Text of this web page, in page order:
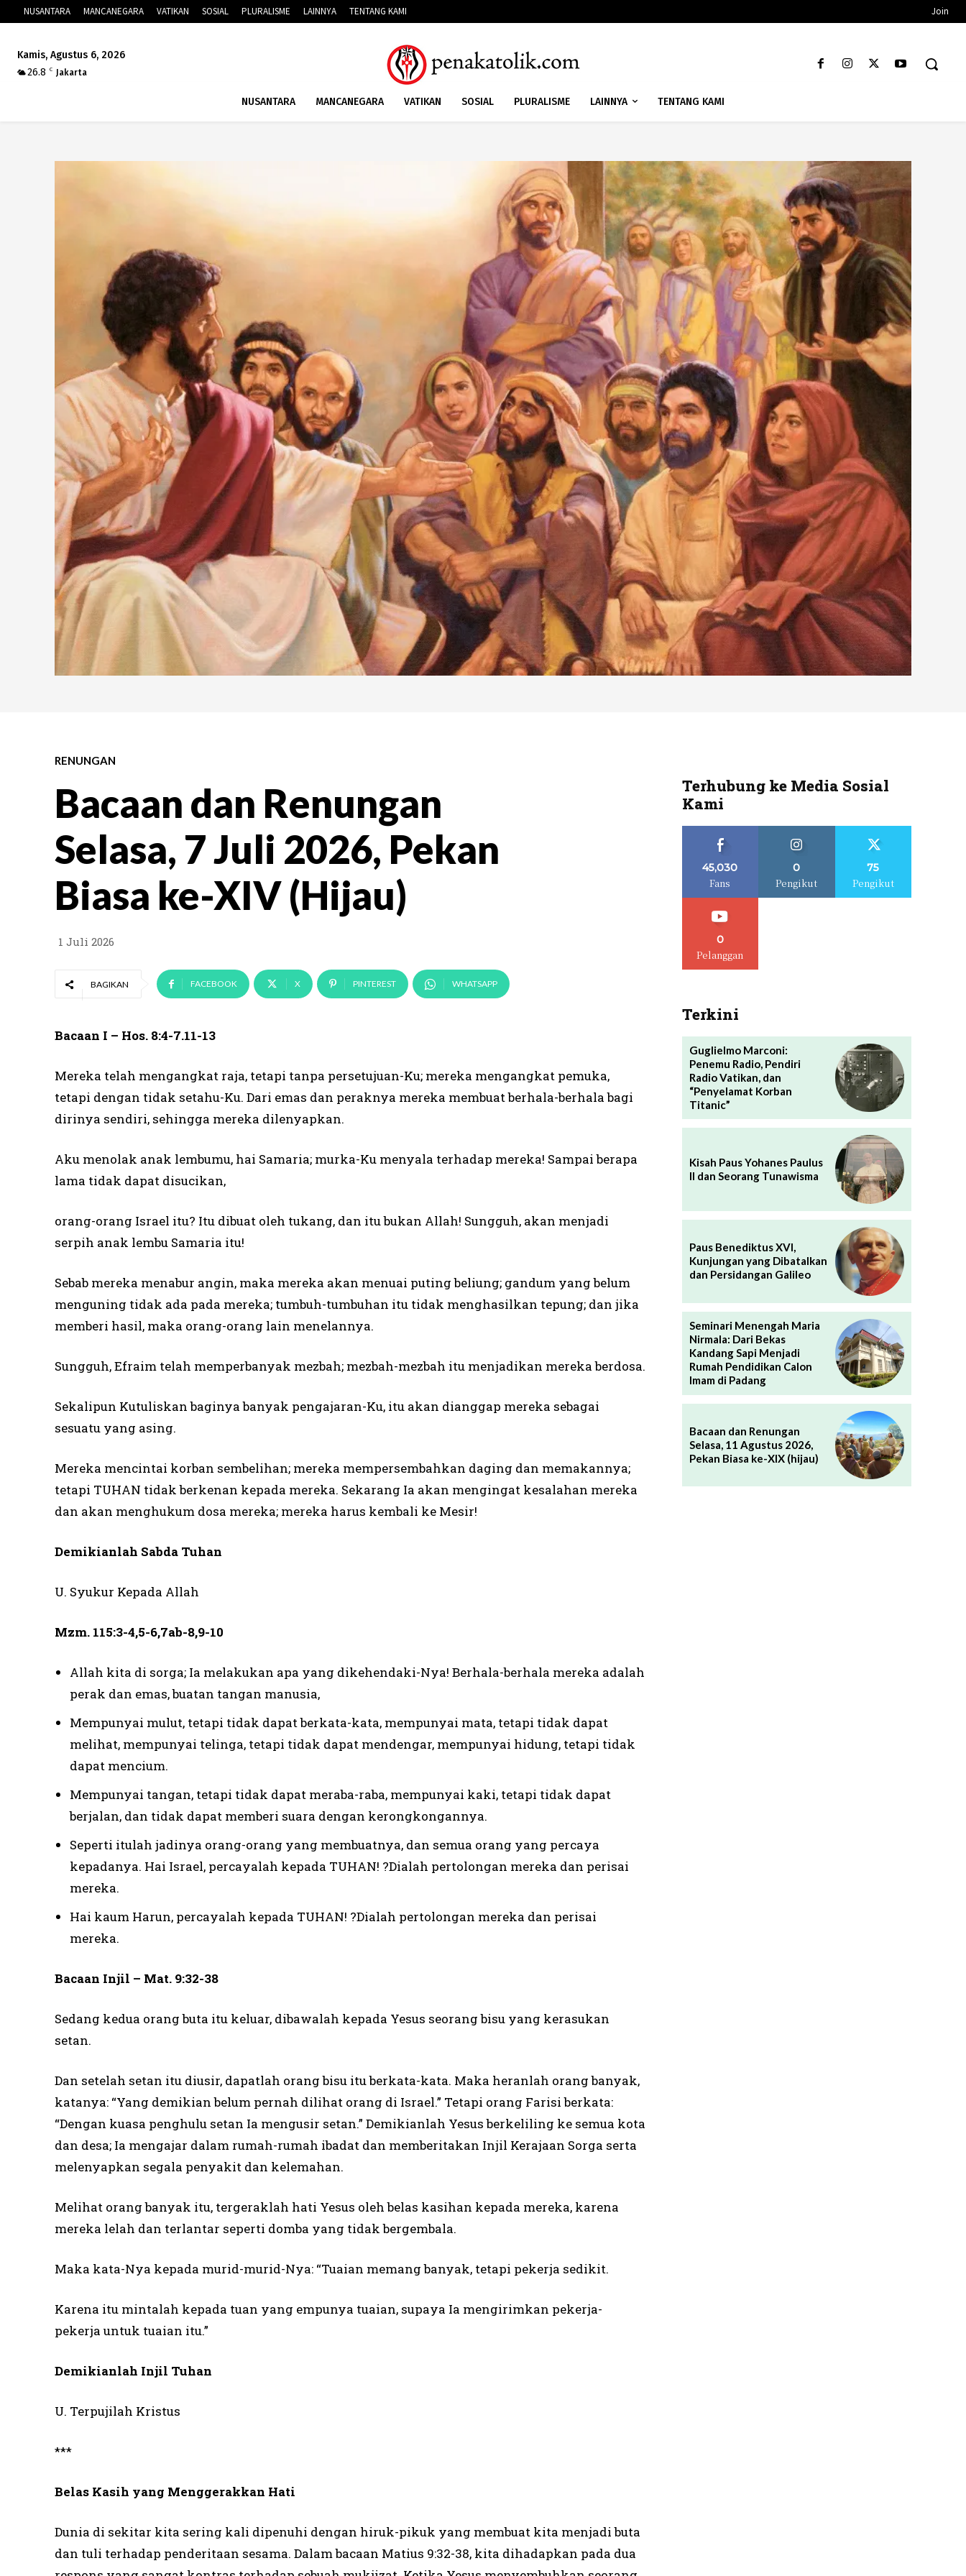
NUSANTARA MANCANEGARA VATIKAN SOSIAL PLURALISME LAINNYA TENTANG KAMI Join
Kamis, Agustus 6, 2026
26.8
C Jakarta
NUSANTARA MANCANEGARA VATIKAN SOSIAL PLURALISME LAINNYA TENTANG KAMI
RENUNGAN
Bacaan dan Renungan
Selasa, 7 Juli 2026, Pekan
Biasa ke-XIV (Hijau)
1 Juli 2026
BAGIKAN FACEBOOK X PINTEREST WHATSAPP
Bacaan I – Hos. 8:4-7.11-13
Mereka telah mengangkat raja, tetapi tanpa persetujuan-Ku; mereka mengangkat pemuka,
tetapi dengan tidak setahu-Ku. Dari emas dan peraknya mereka membuat berhala-berhala bagi
dirinya sendiri, sehingga mereka dilenyapkan.
Aku menolak anak lembumu, hai Samaria; murka-Ku menyala terhadap mereka! Sampai berapa
lama tidak dapat disucikan,
orang-orang Israel itu? Itu dibuat oleh tukang, dan itu bukan Allah! Sungguh, akan menjadi
serpih anak lembu Samaria itu!
Sebab mereka menabur angin, maka mereka akan menuai puting beliung; gandum yang belum
menguning tidak ada pada mereka; tumbuh-tumbuhan itu tidak menghasilkan tepung; dan jika
memberi hasil, maka orang-orang lain menelannya.
Sungguh, Efraim telah memperbanyak mezbah; mezbah-mezbah itu menjadikan mereka berdosa.
Sekalipun Kutuliskan baginya banyak pengajaran-Ku, itu akan dianggap mereka sebagai
sesuatu yang asing.
Mereka mencintai korban sembelihan; mereka mempersembahkan daging dan memakannya;
tetapi TUHAN tidak berkenan kepada mereka. Sekarang Ia akan mengingat kesalahan mereka
dan akan menghukum dosa mereka; mereka harus kembali ke Mesir!
Demikianlah Sabda Tuhan
U. Syukur Kepada Allah
Mzm. 115:3-4,5-6,7ab-8,9-10
Allah kita di sorga; Ia melakukan apa yang dikehendaki-Nya! Berhala-berhala mereka adalah
perak dan emas, buatan tangan manusia,
Mempunyai mulut, tetapi tidak dapat berkata-kata, mempunyai mata, tetapi tidak dapat
melihat, mempunyai telinga, tetapi tidak dapat mendengar, mempunyai hidung, tetapi tidak
dapat mencium.
Mempunyai tangan, tetapi tidak dapat meraba-raba, mempunyai kaki, tetapi tidak dapat
berjalan, dan tidak dapat memberi suara dengan kerongkongannya.
Seperti itulah jadinya orang-orang yang membuatnya, dan semua orang yang percaya
kepadanya. Hai Israel, percayalah kepada TUHAN! ?Dialah pertolongan mereka dan perisai
mereka.
Hai kaum Harun, percayalah kepada TUHAN! ?Dialah pertolongan mereka dan perisai
mereka.
Bacaan Injil – Mat. 9:32-38
Sedang kedua orang buta itu keluar, dibawalah kepada Yesus seorang bisu yang kerasukan
setan.
Dan setelah setan itu diusir, dapatlah orang bisu itu berkata-kata. Maka heranlah orang banyak,
katanya: “Yang demikian belum pernah dilihat orang di Israel.” Tetapi orang Farisi berkata:
“Dengan kuasa penghulu setan Ia mengusir setan.” Demikianlah Yesus berkeliling ke semua kota
dan desa; Ia mengajar dalam rumah-rumah ibadat dan memberitakan Injil Kerajaan Sorga serta
melenyapkan segala penyakit dan kelemahan.
Melihat orang banyak itu, tergeraklah hati Yesus oleh belas kasihan kepada mereka, karena
mereka lelah dan terlantar seperti domba yang tidak bergembala.
Maka kata-Nya kepada murid-murid-Nya: “Tuaian memang banyak, tetapi pekerja sedikit.
Karena itu mintalah kepada tuan yang empunya tuaian, supaya Ia mengirimkan pekerja-
pekerja untuk tuaian itu.”
Demikianlah Injil Tuhan
U. Terpujilah Kristus
***
Belas Kasih yang Menggerakkan Hati
Dunia di sekitar kita sering kali dipenuhi dengan hiruk-pikuk yang membuat kita menjadi buta
dan tuli terhadap penderitaan sesama. Dalam bacaan Matius 9:32-38, kita dihadapkan pada dua
Terhubung ke Media Sosial
Kami
45,030
Fans
0
Pengikut
75
Pengikut
0
Pelanggan
Terkini
Guglielmo Marconi:
Penemu Radio, Pendiri
Radio Vatikan, dan
“Penyelamat Korban
Titanic”
Kisah Paus Yohanes Paulus
II dan Seorang Tunawisma
Paus Benediktus XVI,
Kunjungan yang Dibatalkan
dan Persidangan Galileo
Seminari Menengah Maria
Nirmala: Dari Bekas
Kandang Sapi Menjadi
Rumah Pendidikan Calon
Imam di Padang
Bacaan dan Renungan
Selasa, 11 Agustus 2026,
Pekan Biasa ke-XIX (hijau)